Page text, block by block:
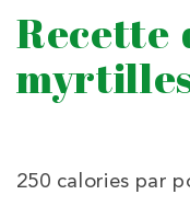
Recette
250 calories par